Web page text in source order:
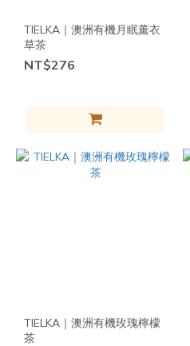
TIELKA｜澳洲有機月眠薰衣
草茶
NT$276
TIELKA｜澳洲有機玫瑰檸檬
茶